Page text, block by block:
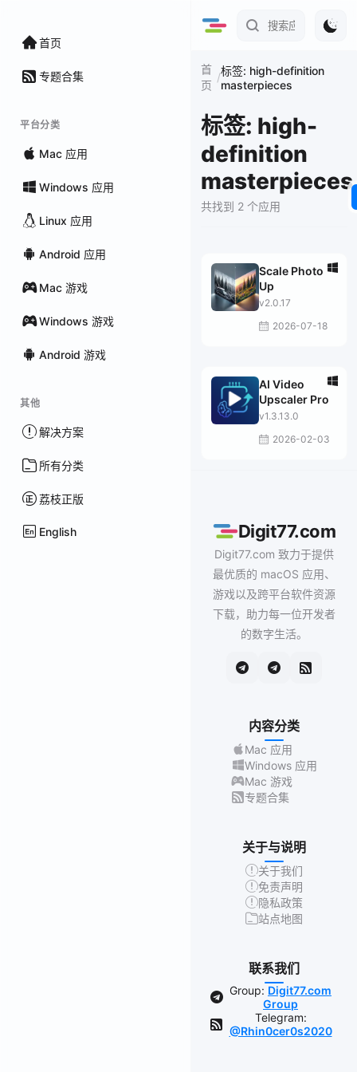
首页
专题合集
平台分类
Mac 应用
Windows 应用
Linux 应用
Android 应用
Mac 游戏
Windows 游戏
Android 游戏
其他
解决方案
所有分类
荔枝正版
English
首
页
/标签: high-definition
masterpieces
标签: high-
definition
masterpieces
共找到 2 个应用
Scale Photo
Up
v2.0.17
2026-07-18
AI Video
Upscaler Pro
v1.3.13.0
2026-02-03
Digit77.com
Digit77.com 致力于提供
最优质的 macOS 应用、
游戏以及跨平台软件资源
下载，助力每一位开发者
的数字生活。
内容分类
Mac 应用
Windows 应用
Mac 游戏
专题合集
关于与说明
关于我们
免责声明
隐私政策
站点地图
联系我们
Group: Digit77.com
Group
Telegram:
@Rhin0cer0s2020